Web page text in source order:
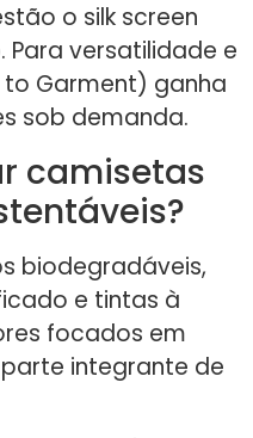
o silk screen
versatilidade e
to Garment) ganha
sob demanda.
camisetas
biodegradáveis,
e tintas à
focados em
integrante de